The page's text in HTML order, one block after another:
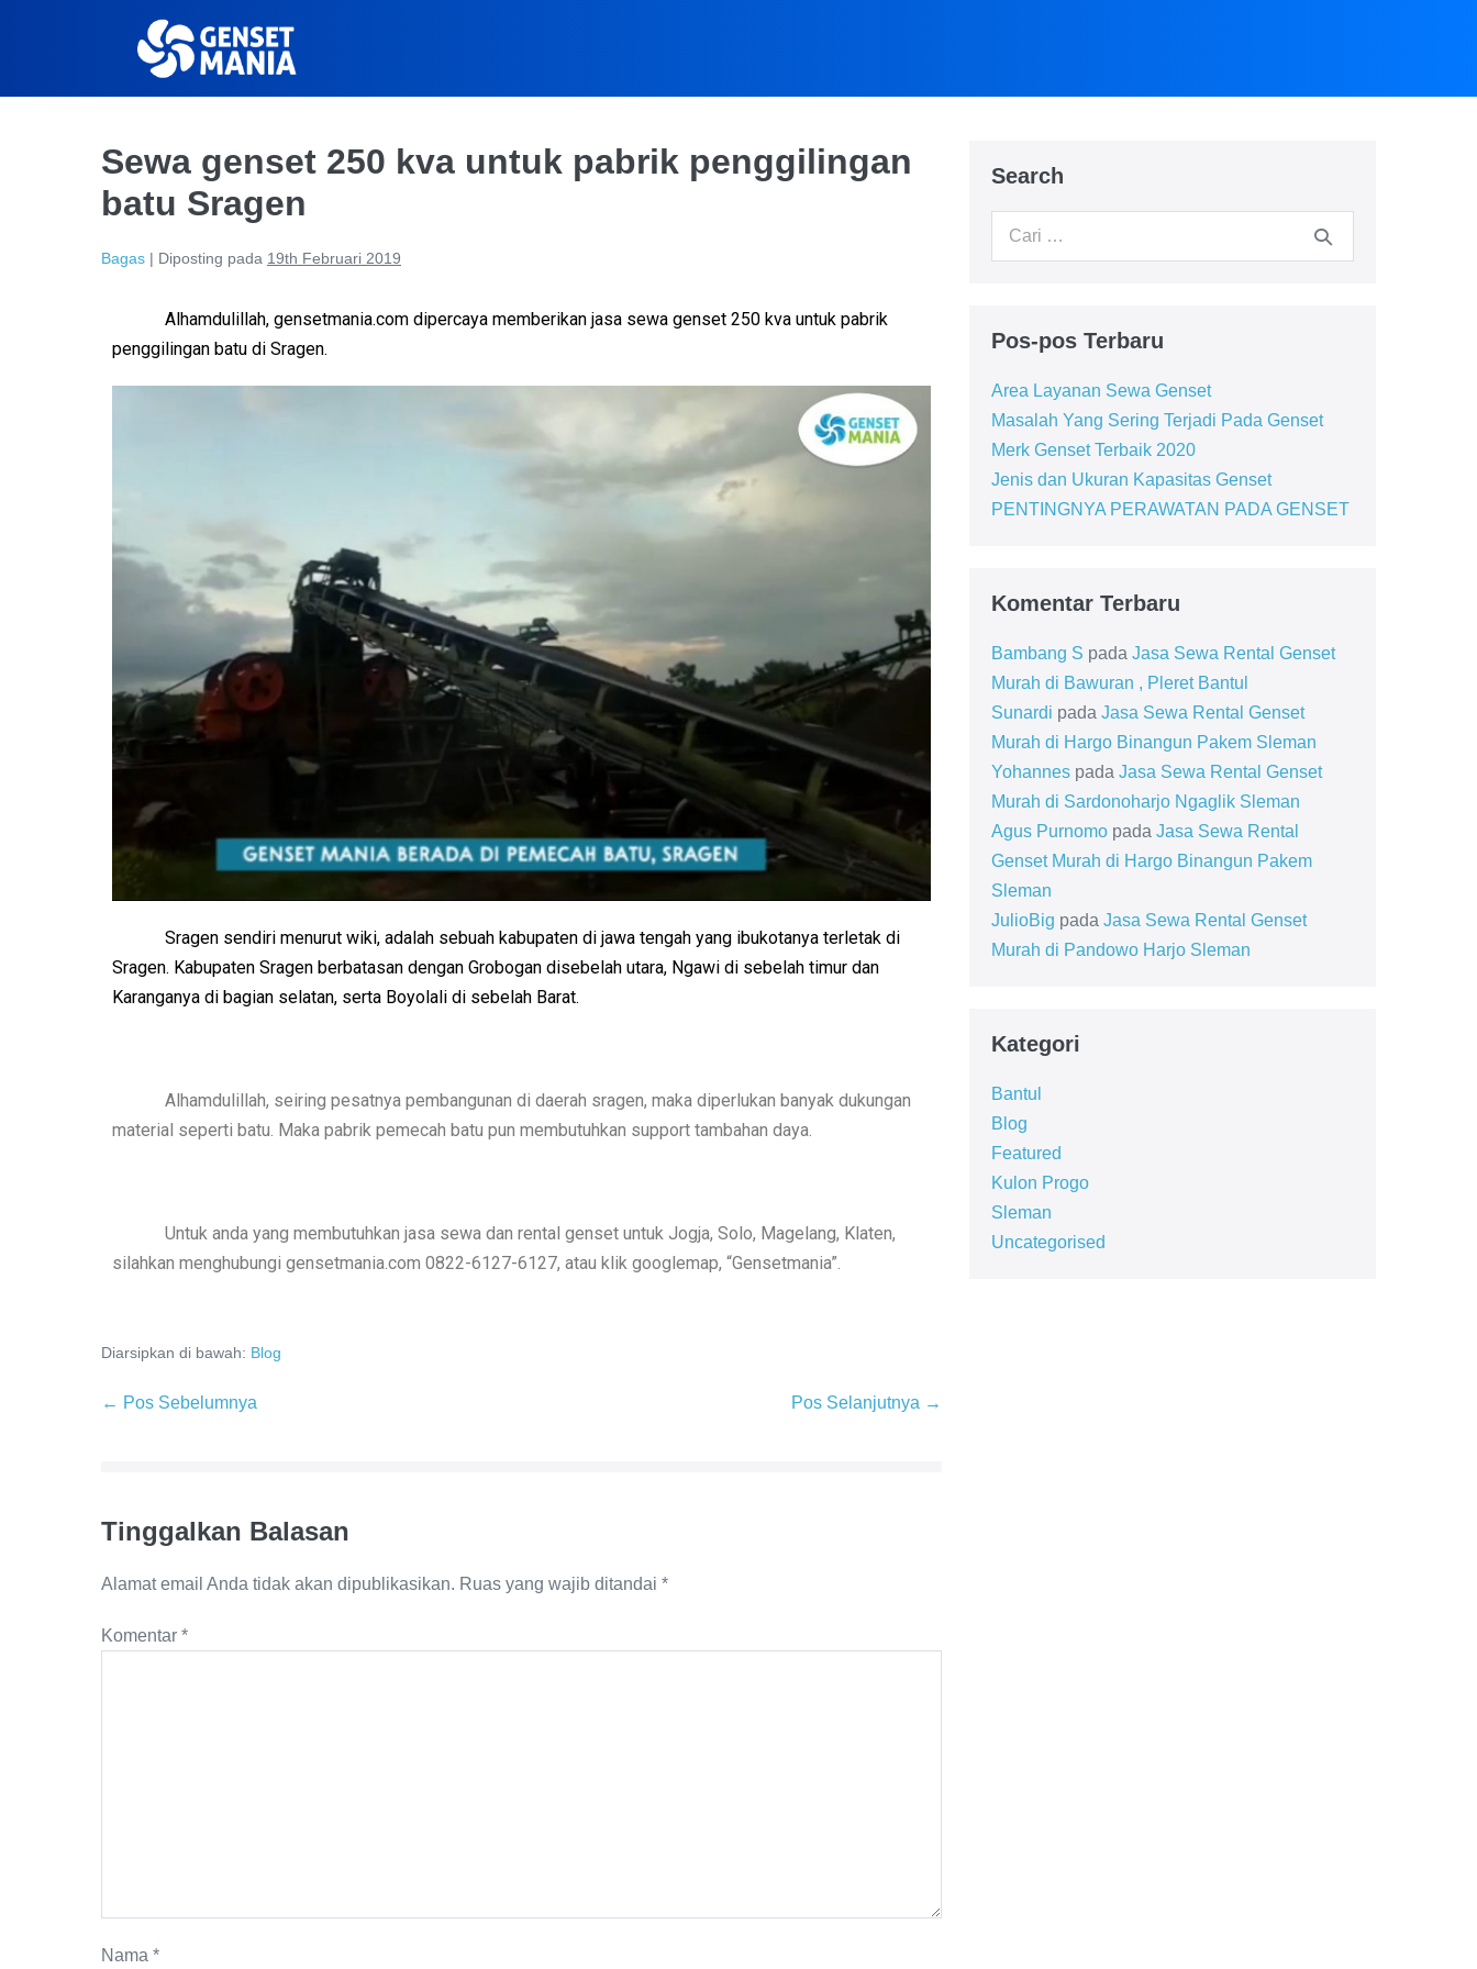
Sewa genset 250 kva untuk pabrik penggilingan
batu Sragen
Bagas | Diposting pada 19th Februari 2019
Alhamdulillah, gensetmania.com dipercaya memberikan jasa sewa genset 250 kva untuk pabrik
penggilingan batu di Sragen.
Sragen sendiri menurut wiki, adalah sebuah kabupaten di jawa tengah yang ibukotanya terletak di
Sragen. Kabupaten Sragen berbatasan dengan Grobogan disebelah utara, Ngawi di sebelah timur dan
Karanganya di bagian selatan, serta Boyolali di sebelah Barat.
Alhamdulillah, seiring pesatnya pembangunan di daerah sragen, maka diperlukan banyak dukungan
material seperti batu. Maka pabrik pemecah batu pun membutuhkan support tambahan daya.
Untuk anda yang membutuhkan jasa sewa dan rental genset untuk Jogja, Solo, Magelang, Klaten,
silahkan menghubungi gensetmania.com 0822-6127-6127, atau klik googlemap, “Gensetmania”.
Diarsipkan di bawah: Blog
← Pos Sebelumnya Pos Selanjutnya →
Tinggalkan Balasan
Alamat email Anda tidak akan dipublikasikan. Ruas yang wajib ditandai *
Komentar *
Nama *
Search
Pos-pos Terbaru
Area Layanan Sewa Genset
Masalah Yang Sering Terjadi Pada Genset
Merk Genset Terbaik 2020
Jenis dan Ukuran Kapasitas Genset
PENTINGNYA PERAWATAN PADA GENSET
Komentar Terbaru
Bambang S pada Jasa Sewa Rental Genset
Murah di Bawuran , Pleret Bantul
Sunardi pada Jasa Sewa Rental Genset
Murah di Hargo Binangun Pakem Sleman
Yohannespada Jasa Sewa Rental Genset
Murah di Sardonoharjo Ngaglik Sleman
Agus Purnomopada Jasa Sewa Rental
Genset Murah di Hargo Binangun Pakem
Sleman
JulioBig pada Jasa Sewa Rental Genset
Murah di Pandowo Harjo Sleman
Kategori
Bantul
Blog
Featured
Kulon Progo
Sleman
Uncategorised